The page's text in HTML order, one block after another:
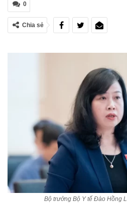
0
Chia sẻ
Bộ trưởng Bộ Y tế Đào Hồng